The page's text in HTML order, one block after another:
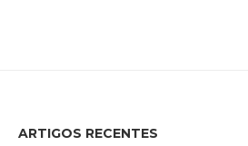
ARTIGOS RECENTES